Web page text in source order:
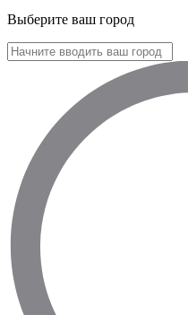
Выберите ваш город